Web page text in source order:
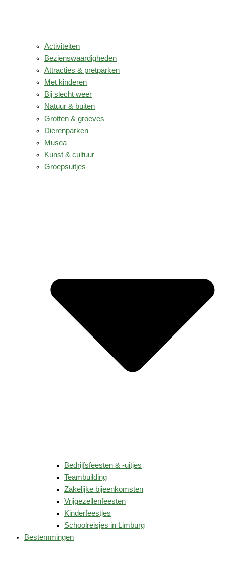
Activiteiten
Bezienswaardigheden
Attracties & pretparken
Met kinderen
Bij slecht weer
Natuur & buiten
Grotten & groeves
Dierenparken
Musea
Kunst & cultuur
Groepsuitjes
Bedrijfsfeesten & -uitjes
Teambuilding
Zakelijke bijeenkomsten
Vrijgezellenfeesten
Kinderfeestjes
Schoolreisjes in Limburg
Bestemmingen